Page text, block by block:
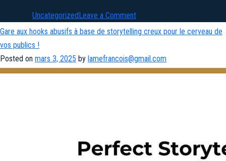
UncategorizedLeave a Commenton
Comment
la
motivation
Gare aux hooks abusifs à base de storytelling creux pour le cerveau de
vos publics !
Posted on mars 3, 2025 by lamefrancois@gmail.com